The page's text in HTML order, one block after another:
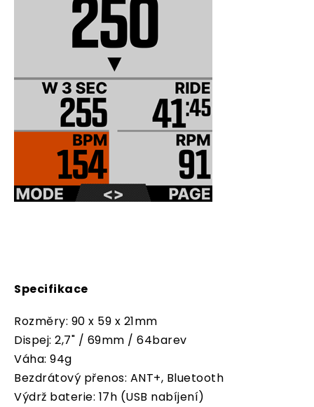
Specifikace
Rozměry: 90 x 59 x 21mm
Dispej: 2,7" / 69mm / 64barev
Váha: 94g
Bezdrátový přenos: ANT+, Bluetooth
Výdrž baterie: 17h (USB nabíjení)